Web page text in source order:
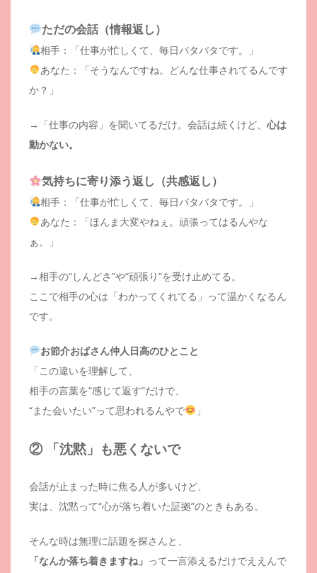
ただの会話（情報返し）
相手：「仕事が忙しくて、毎日バタバタです。」
あなた：「そうなんですね。どんな仕事されてるんです
か？」
→「仕事の内容」を聞いてるだけ。会話は続くけど、 心は
動かない。
気持ちに寄り添う返し（共感返し）
相手：「仕事が忙しくて、毎日バタバタです。」
あなた：「ほんま大変やねぇ。頑張ってはるんやな
ぁ。」
→相手の“しんどさ”や“頑張り”を受け止めてる。
ここで相手の心は「わかってくれてる」って温かくなるん
です。
お節介おばさん仲人日高のひとこと
「この違いを理解して、
相手の言葉を“感じて返す”だけで、
“また会いたい”って思われるんやで
」
② 「沈黙」も悪くないで
会話が止まった時に焦る人が多いけど、
実は、沈黙って“心が落ち着いた証拠”のときもある。
そんな時は無理に話題を探さんと、
「なんか落ち着きますね」 って一言添えるだけでええんで